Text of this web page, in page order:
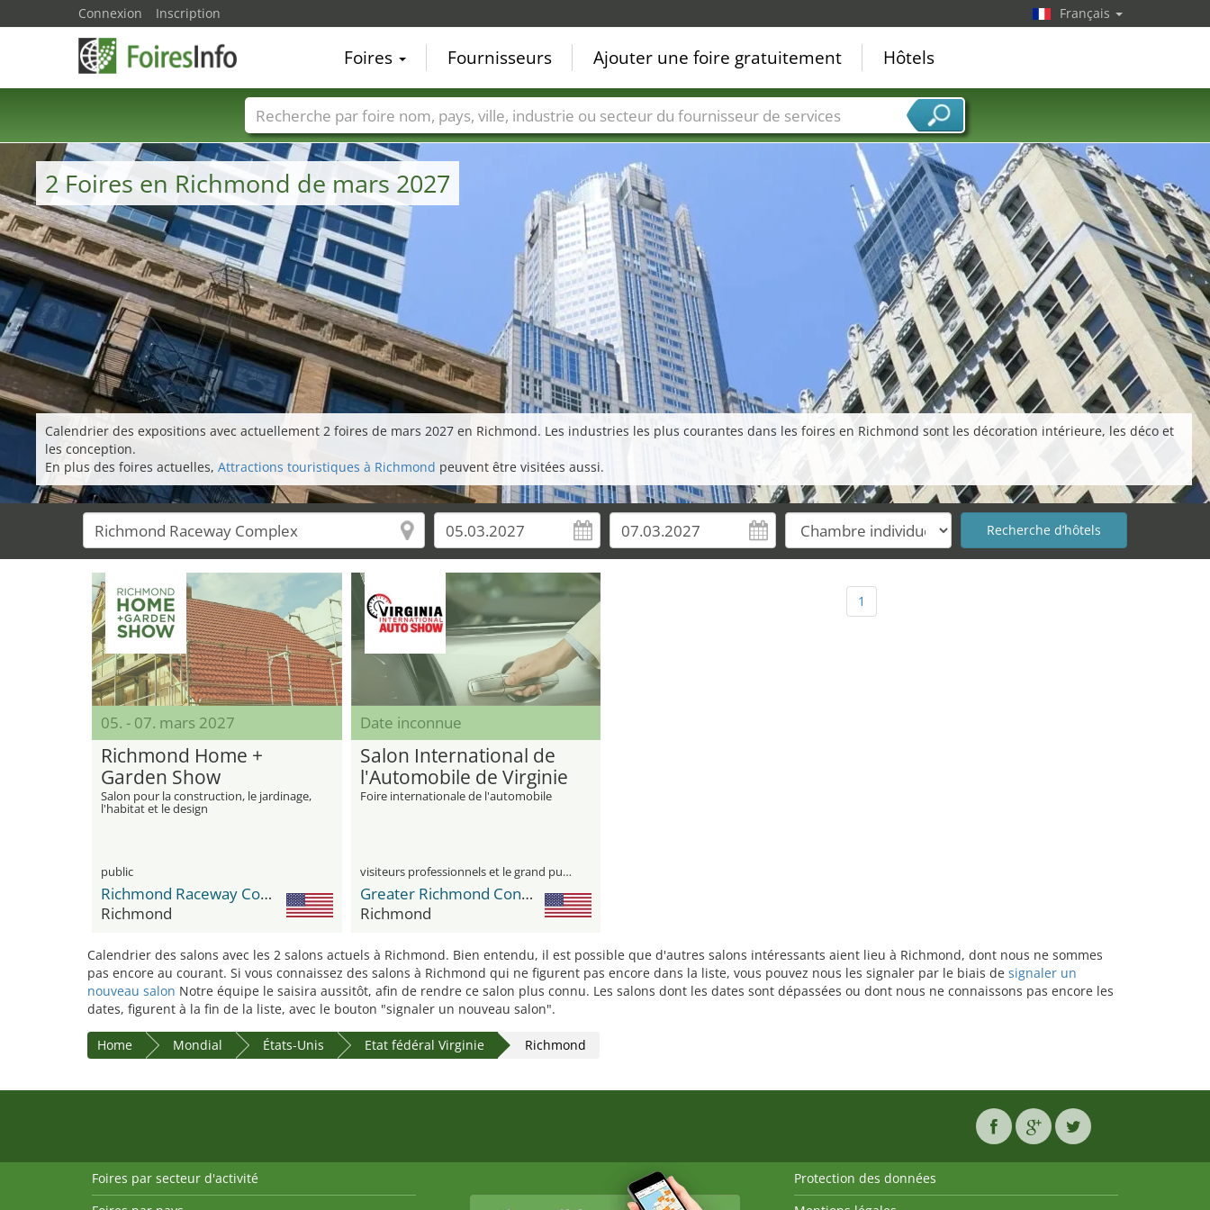
2 Foires en Richmond de mars 2027
Calendrier des expositions avec actuellement 2 foires de mars 2027 en Richmond. Les industries les plus courantes dans les foires en Richmond sont les décoration intérieure, les déco et
les conception.
En plus des foires actuelles, Attractions touristiques à Richmond peuvent être visitées aussi.
05. - 07. mars 2027
Richmond Home +
Garden Show
Salon pour la construction, le jardinage,
l'habitat et le design
public
Richmond Raceway Complex
Richmond
Date inconnue
Salon International de
l'Automobile de Virginie
Foire internationale de l'automobile
visiteurs professionnels et le grand public
Greater Richmond Convention Center
Richmond
1
Calendrier des salons avec les 2 salons actuels à Richmond. Bien entendu, il est possible que d'autres salons intéressants aient lieu à Richmond, dont nous ne sommes
pas encore au courant. Si vous connaissez des salons à Richmond qui ne figurent pas encore dans la liste, vous pouvez nous les signaler par le biais de signaler un
nouveau salon Notre équipe le saisira aussitôt, afin de rendre ce salon plus connu. Les salons dont les dates sont dépassées ou dont nous ne connaissons pas encore les
dates, figurent à la fin de la liste, avec le bouton "signaler un nouveau salon".
Home Mondial États-Unis Etat fédéral Virginie Richmond
Connexion Inscription Français
Foires Fournisseurs Ajouter une foire gratuitement Hôtels
Foire noms Pays Villes Secteurs de foire Secteurs du fournisseur de services
Foires par secteur d'activité
Protection des données